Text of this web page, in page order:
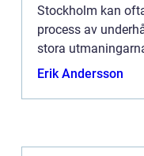
Stockholm kan
process av
stora
hur man p&ar...
Erik Andersson